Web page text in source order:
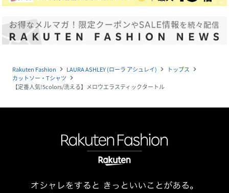
Rakuten Fashion navigate_next LAURA ASHLEY (ローラ アシュレイ) navigate_next トップス navigate_next
カットソー・Tシャツ navigate_next
【定番人気!5colors/洗える】メロウエラスティックタートル